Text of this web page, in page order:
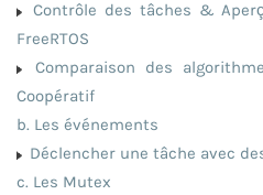
Contrôle des tâches &
FreeRTOS
Comparaison des
Coopératif
b. Les événements
Déclencher une tâche avec
c. Les Mutex